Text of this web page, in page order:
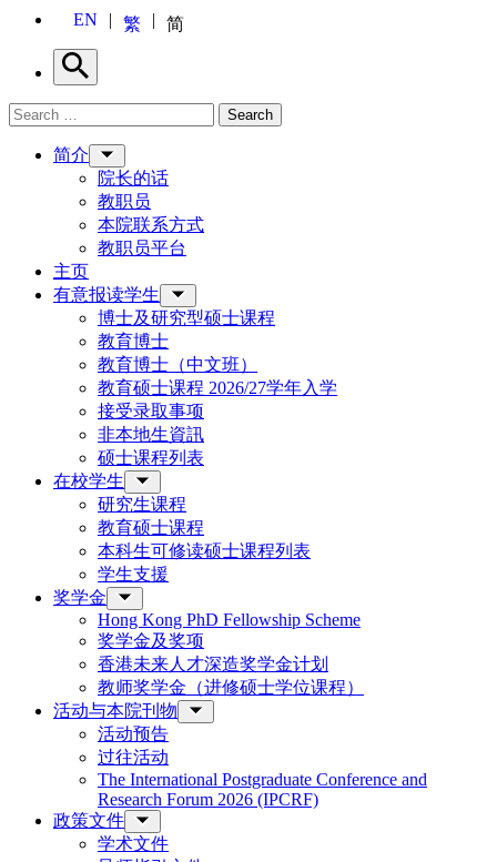
EN 繁 简
Search
Search for: Search
简介
院长的话
教职员
本院联系方式
教职员平台
主页
有意报读学生
博士及研究型硕士课程
教育博士
教育博士（中文班）
教育硕士课程 2026/27学年入学
接受录取事项
非本地生資訊
硕士课程列表
在校学生
研究生课程
教育硕士课程
本科生可修读硕士课程列表
学生支援
奖学金
Hong Kong PhD Fellowship Scheme
奖学金及奖项
香港未来人才深造奖学金计划
教师奖学金（进修硕士学位课程）
活动与本院刊物
活动预告
过往活动
The International Postgraduate Conference and
Research Forum 2026 (IPCRF)
政策文件
学术文件